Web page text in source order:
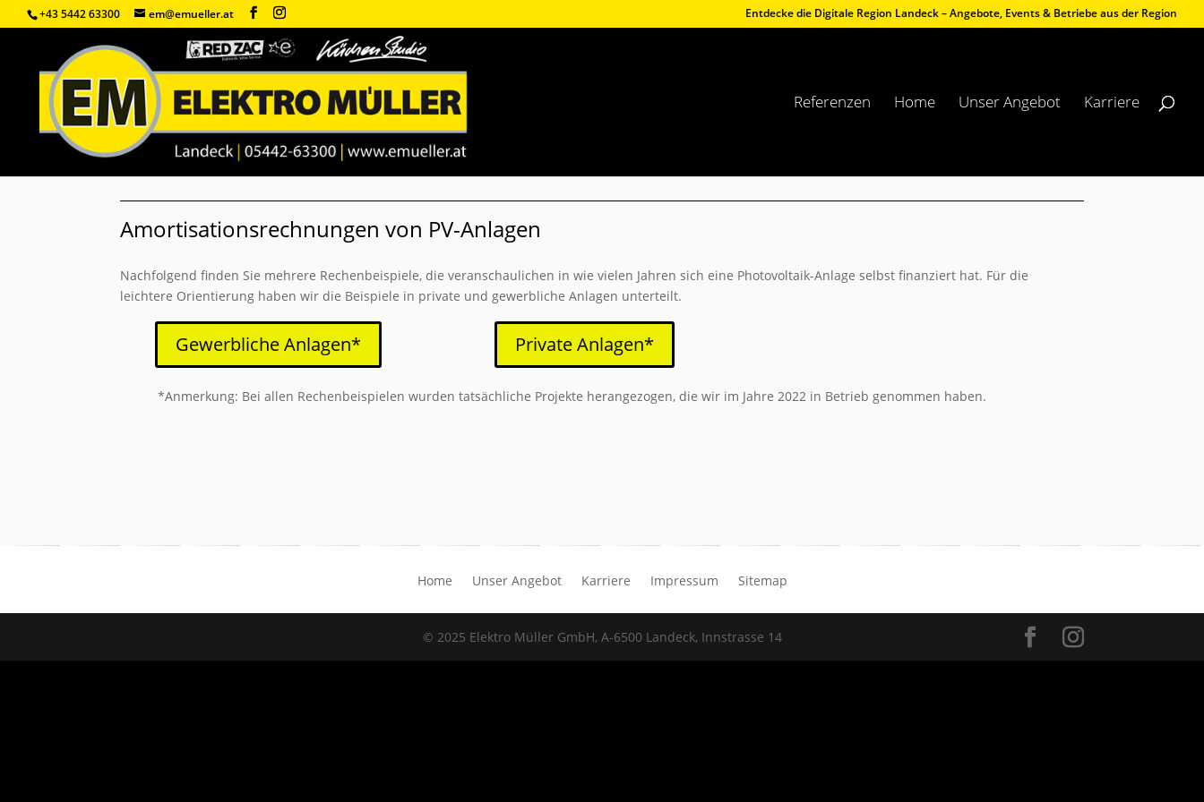
+43 5442 63300 em@emueller.at Entdecke die Digitale Region Landeck – Angebote, Events & Betriebe aus der Region
Referenzen Home Unser Angebot Karriere
Amortisationsrechnungen von PV-Anlagen
Nachfolgend finden Sie mehrere Rechenbeispiele, die veranschaulichen in wie vielen Jahren sich eine Photovoltaik-Anlage selbst finanziert hat. Für die
leichtere Orientierung haben wir die Beispiele in private und gewerbliche Anlagen unterteilt.
Gewerbliche Anlagen* Private Anlagen*
*Anmerkung: Bei allen Rechenbeispielen wurden tatsächliche Projekte herangezogen, die wir im Jahre 2022 in Betrieb genommen haben.
Home Unser Angebot Karriere Impressum Sitemap
© 2025 Elektro Müller GmbH, A-6500 Landeck, Innstrasse 14